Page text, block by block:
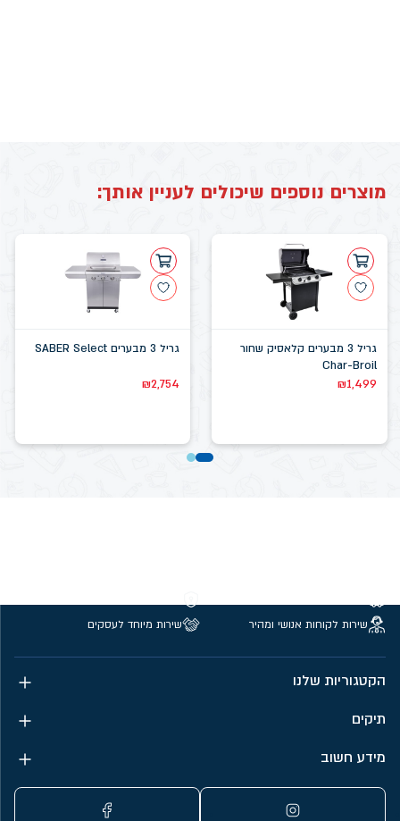
מוצרים נוספים שיכולים לעניין אותך:
גריל 3 מבערים קלאסיק שחור
Char-Broil
₪1,499
גריל 3 מבערים SABER Select
₪2,754
שירות לקוחות אנושי ומהיר
שירות מיוחד לעסקים
הקטגוריות שלנו
תיקים
מידע חשוב